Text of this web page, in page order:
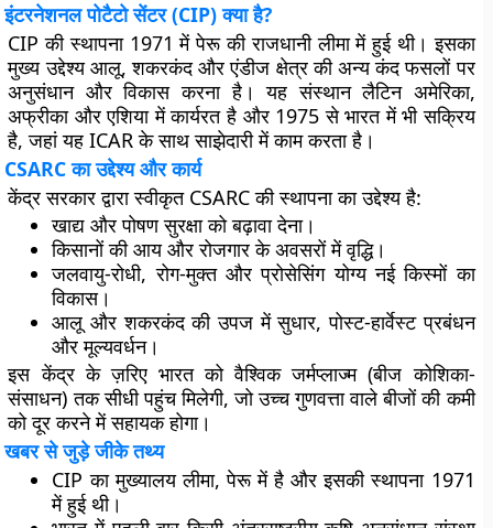
इंटरनेशनल पोटैटो सेंटर (CIP) क्या है?
CIP की स्थापना 1971 में पेरू की राजधानी लीमा में हुई थी। इसका
मुख्य उद्देश्य आलू, शकरकंद और एंडीज क्षेत्र की अन्य कंद फसलों पर
अनुसंधान और विकास करना है। यह संस्थान लैटिन अमेरिका,
अफ्रीका और एशिया में कार्यरत है और 1975 से भारत में भी सक्रिय
है, जहां यह ICAR के साथ साझेदारी में काम करता है।
CSARC का उद्देश्य और कार्य
केंद्र सरकार द्वारा स्वीकृत CSARC की स्थापना का उद्देश्य है:
खाद्य और पोषण सुरक्षा को बढ़ावा देना।
किसानों की आय और रोजगार के अवसरों में वृद्धि।
जलवायु-रोधी, रोग-मुक्त और प्रोसेसिंग योग्य नई किस्मों का
विकास।
आलू और शकरकंद की उपज में सुधार, पोस्ट-हार्वेस्ट प्रबंधन
और मूल्यवर्धन।
इस केंद्र के ज़रिए भारत को वैश्विक जर्मप्लाज्म (बीज कोशिका-
संसाधन) तक सीधी पहुंच मिलेगी, जो उच्च गुणवत्ता वाले बीजों की कमी
को दूर करने में सहायक होगा।
खबर से जुड़े जीके तथ्य
CIP का मुख्यालय लीमा, पेरू में है और इसकी स्थापना 1971
में हुई थी।